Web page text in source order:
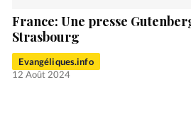
France: Une presse
Strasbourg
Evangéliques.info
12 Août 2024